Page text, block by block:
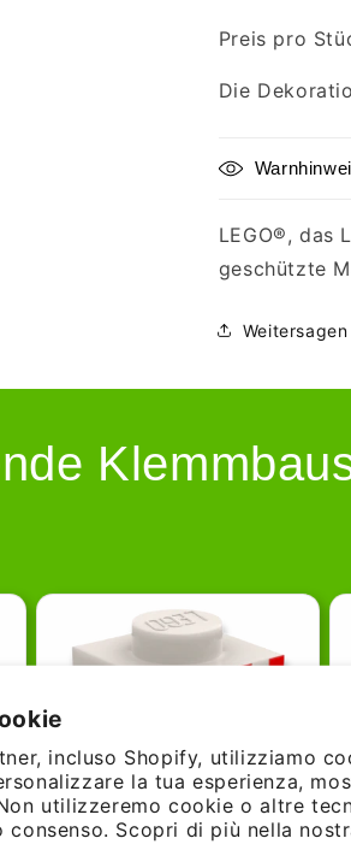
incluso Shopify, utilizziamo
la tua esperienza,
utilizzeremo cookie o altre
consenso. Scopri di più nella
Preis pro
Die
LEGO®, das
geschützte
Weitersagen